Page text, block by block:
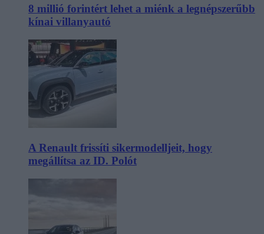
8 millió forintért lehet a miénk a legnépszerűbb
kínai villanyautó
A Renault frissíti sikermodelljeit, hogy
megállítsa az ID. Polót